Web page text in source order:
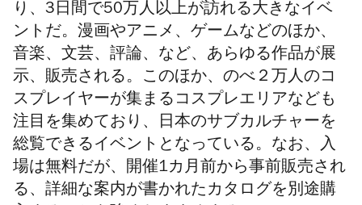
り、3日間で50万人以上が訪れる大きなイベ
ントだ。漫画やアニメ、ゲームなどのほか、
音楽、文芸、評論、など、あらゆる作品が展
示、販売される。このほか、のべ２万人のコ
スプレイヤーが集まるコスプレエリアなども
注目を集めており、日本のサブカルチャーを
総覧できるイベントとなっている。なお、入
場は無料だが、開催1カ月前から事前販売され
る、詳細な案内が書かれたカタログを別途購